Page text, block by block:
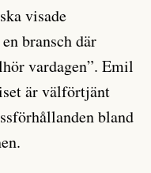
visade
bransch där
vardagen”. Emil
är välförtjänt
bland